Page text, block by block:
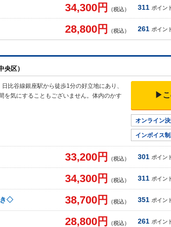
34,300円 （税込） 311 ポイン
28,800円 （税込） 261 ポイン
央区）
比谷線銀座駅から徒歩1分の好立地にあり、
を気にすることもございません。体内のかす
▶
オンライン
インボイス
33,200円 （税込） 301 ポイン
34,300円 （税込） 311 ポイン
き◇ 38,700円 （税込） 351 ポイン
28,800円 （税込） 261 ポイン